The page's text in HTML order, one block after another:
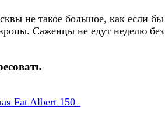
не такое большое, как если бы
Саженцы не едут неделю без